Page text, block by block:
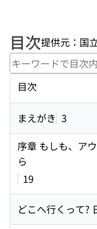
目次提供元：国
目次
まえがき 3
序章 もしも、ア
ら
19
どこへ行くって?